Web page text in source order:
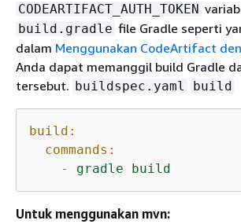
CODEARTIFACT_AUTH_TOKEN
build.gradle file Gradle seperti
dalam Menggunakan CodeArtifact
Anda dapat memanggil build Gradle
tersebut. buildspec.yaml build
build:
commands:
-
gradle build
Untuk menggunakan mvn: